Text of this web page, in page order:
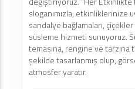
sloganımızla, etkinliklerinize
sandalye bağlamaları,
süsleme hizmeti sunuyoruz.
temasına, rengine ve tarzına
şekilde tasarlanmış olup,
atmosfer yaratır.